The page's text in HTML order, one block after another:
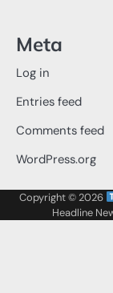
Meta
Log in
Entries feed
Comments feed
WordPress.org
Copyright © 2026
Headline